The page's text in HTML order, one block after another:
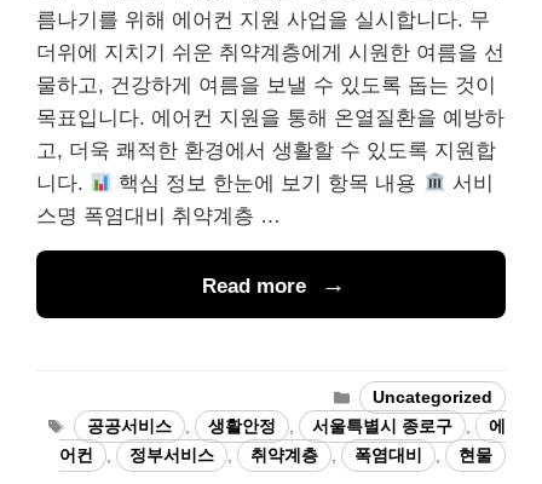
름나기를 위해 에어컨 지원 사업을 실시합니다. 무
더위에 지치기 쉬운 취약계층에게 시원한 여름을 선
물하고, 건강하게 여름을 보낼 수 있도록 돕는 것이
목표입니다. 에어컨 지원을 통해 온열질환을 예방하
고, 더욱 쾌적한 환경에서 생활할 수 있도록 지원합
니다.
핵심 정보 한눈에 보기 항목 내용
서비
스명 폭염대비 취약계층 …
Read more
Categories
Uncategorized
Tags공공서비스 , 생활안정 , 서울특별시 종로구 ,
에
어컨
, 정부서비스 , 취약계층 , 폭염대비 , 현물